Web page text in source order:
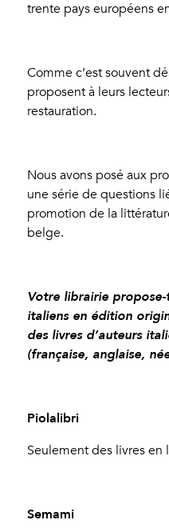
trente pays européens
Comme c’est souvent
proposent à leurs
restauration.
Nous avons posé aux
une série de questions
promotion de la
belge.
Votre librairie
italiens en édition
des livres d’auteurs
(française, anglaise,
Piolalibri
Seulement des livres en
Semami